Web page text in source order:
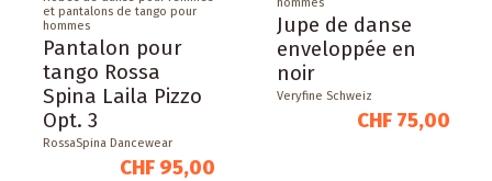
et pantalons de tango pour
hommes
Pantalon pour
tango Rossa
Spina Laila Pizzo
Opt. 3
RossaSpina Dancewear
CHF 95,00
hommes
Jupe de danse
enveloppée en
noir
Veryfine Schweiz
CHF 75,00